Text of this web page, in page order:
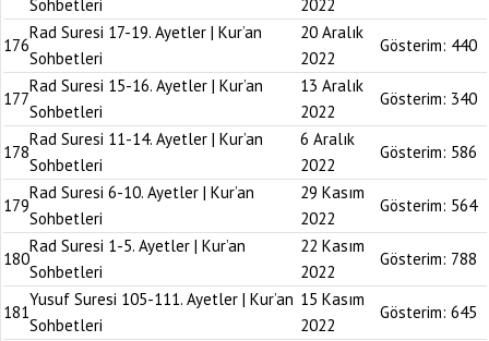
Sohbetleri
2022
176
Rad Suresi 17-19. Ayetler | Kur’an
Sohbetleri
20 Aralık
2022
Gösterim: 440
177
Rad Suresi 15-16. Ayetler | Kur’an
Sohbetleri
13 Aralık
2022
Gösterim: 340
178
Rad Suresi 11-14. Ayetler | Kur’an
Sohbetleri
6 Aralık
2022
Gösterim: 586
179
Rad Suresi 6-10. Ayetler | Kur’an
Sohbetleri
29 Kasım
2022
Gösterim: 564
180
Rad Suresi 1-5. Ayetler | Kur’an
Sohbetleri
22 Kasım
2022
Gösterim: 788
181
Yusuf Suresi 105-111. Ayetler | Kur’an
Sohbetleri
15 Kasım
2022
Gösterim: 645